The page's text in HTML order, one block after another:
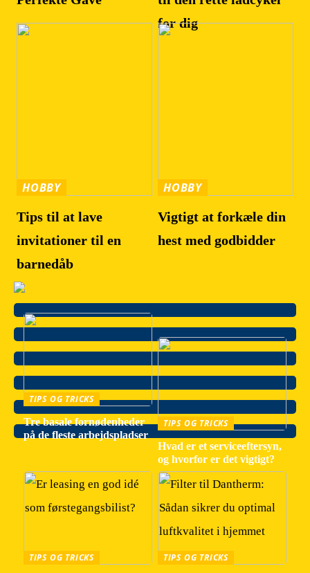
for dig
HOBBY
Tips til at lave
invitationer til en
barnedåb
HOBBY
Vigtigt at forkæle din
hest med godbidder
TIPS OG TRICKS
Tre basale fornødenheder
på de fleste arbejdspladser
TIPS OG TRICKS
Hvad er et serviceeftersyn,
og hvorfor er det vigtigt?
TIPS OG TRICKS
TIPS OG TRICKS